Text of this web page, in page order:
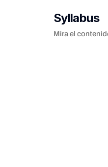
Syllabus
Mira el